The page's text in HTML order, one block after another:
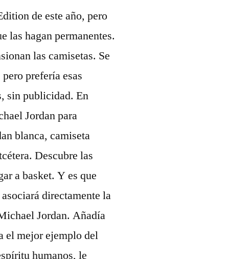
de este año, pero
las hagan permanentes.
las camisetas. Se
prefería esas
sin publicidad. En
Jordan para
blanca, camiseta
Descubre las
a basket. Y es que
directamente la
Jordan. Añadía
el mejor ejemplo del
humanos, le